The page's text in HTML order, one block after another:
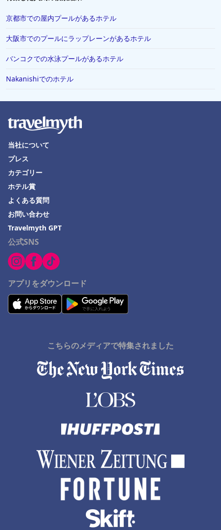
京都市での屋内プールがあるホテル
大阪市でのプールにラップレーンがあるホテル
バンコクでの水泳プールがあるホテル
Nakanishiでのホテル
公式SNS
アプリをダウンロード
当社について
プレス
カテゴリー
ホテル賞
よくある質問
お問い合わせ
Travelmyth GPT
こちらのメディアで特集されました